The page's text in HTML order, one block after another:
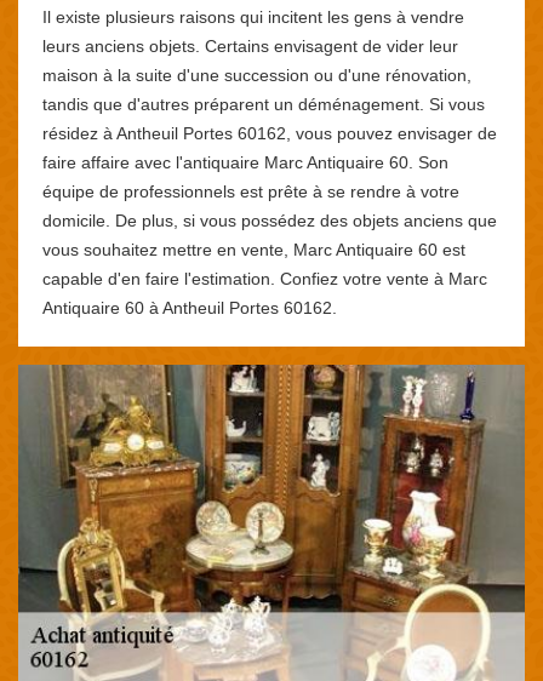
Il existe plusieurs raisons qui incitent les gens à vendre
leurs anciens objets. Certains envisagent de vider leur
maison à la suite d'une succession ou d'une rénovation,
tandis que d'autres préparent un déménagement. Si vous
résidez à Antheuil Portes 60162, vous pouvez envisager de
faire affaire avec l'antiquaire Marc Antiquaire 60. Son
équipe de professionnels est prête à se rendre à votre
domicile. De plus, si vous possédez des objets anciens que
vous souhaitez mettre en vente, Marc Antiquaire 60 est
capable d'en faire l'estimation. Confiez votre vente à Marc
Antiquaire 60 à Antheuil Portes 60162.